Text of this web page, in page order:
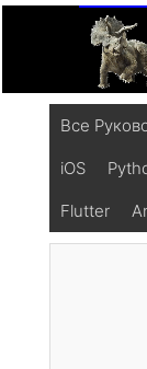
Все
iOS
Flutter